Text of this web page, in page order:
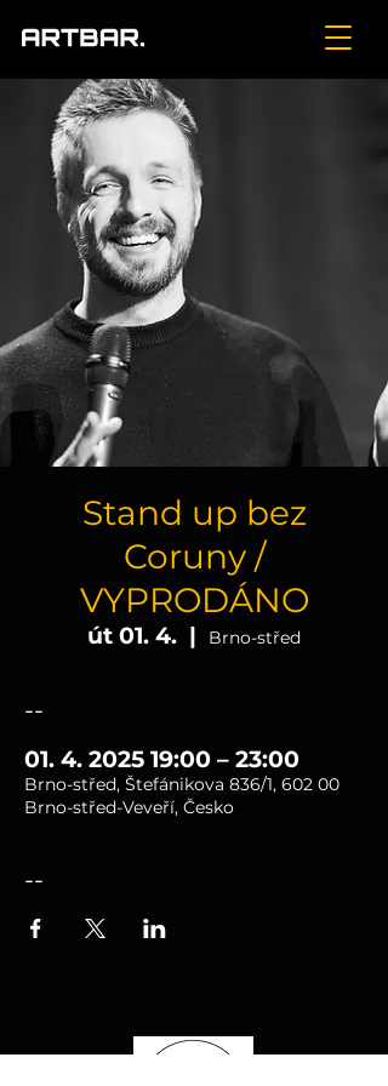
Stand up bez
Coruny /
VYPRODÁNO
út 01. 4.
  |
Brno-střed
--
01. 4. 2025 19:00 – 23:00
Brno-střed, Štefánikova 836/1, 602 00
Brno-střed-Veveří, Česko
--